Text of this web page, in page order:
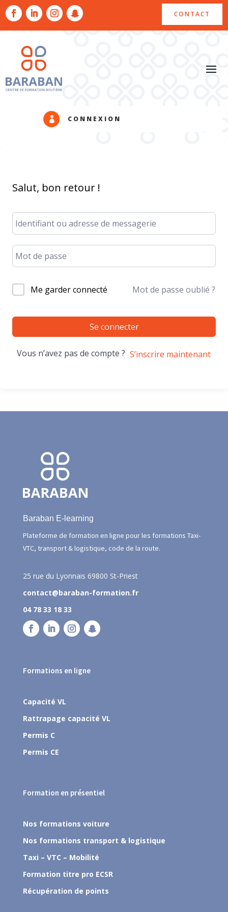
CONTACT
 CONNEXION
Salut, bon retour !
Me garder connecté Mot de passe oublié ?
Se connecter
Vous n’avez pas de compte ? S’inscrire maintenant
Baraban E-learning
Plateforme de formation en ligne pour les formations Taxi-
VTC, transport & logistique, code de la route.
25 rue du Lyonnais 69800 St-Priest
contact@baraban-formation.fr
04 78 33 18 33
Formations en ligne
Capacité VL
Rattrapage capacité VL
Permis C
Permis CE
Formation en présentiel
Nos formations voiture
Nos formations transport & logistique
Taxi – VTC – Mobilité
Formation titre pro ECSR
Récupération de points